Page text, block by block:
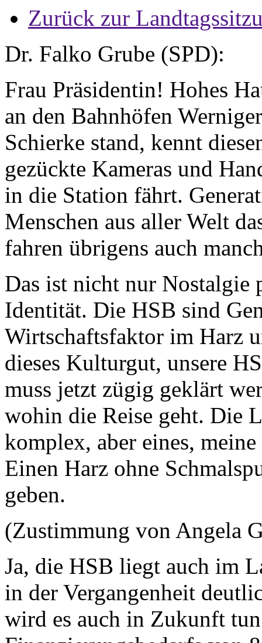
Zurück zur
Dr. Falko Grube (SPD):
Frau Präsidentin! Hohes
an den Bahnhöfen
Schierke stand, kennt
gezückte Kameras und
in die Station fährt.
Menschen aus aller Welt
fahren übrigens auch
Das ist nicht nur Nostalgie
Identität. Die HSB sind
Wirtschaftsfaktor im Harz
dieses Kulturgut, unsere
muss jetzt zügig geklärt
wohin die Reise geht. Die
komplex, aber eines,
Einen Harz ohne
geben.
(Zustimmung von Angela
Ja, die HSB liegt auch im
in der Vergangenheit
wird es auch in Zukunft